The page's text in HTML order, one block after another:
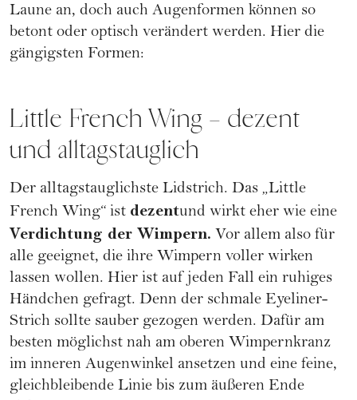
Laune an, doch auch Augenformen können so
betont oder optisch verändert werden. Hier die
gängigsten Formen:
Little French Wing – dezent
und alltagstauglich
Der alltagstauglichste Lidstrich. Das „Little
French Wing“ ist dezentund wirkt eher wie eine
Verdichtung der Wimpern. Vor allem also für
alle geeignet, die ihre Wimpern voller wirken
lassen wollen. Hier ist auf jeden Fall ein ruhiges
Händchen gefragt. Denn der schmale Eyeliner-
Strich sollte sauber gezogen werden. Dafür am
besten möglichst nah am oberen Wimpernkranz
im inneren Augenwinkel ansetzen und eine feine,
gleichbleibende Linie bis zum äußeren Ende